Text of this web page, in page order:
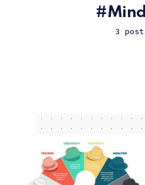
3